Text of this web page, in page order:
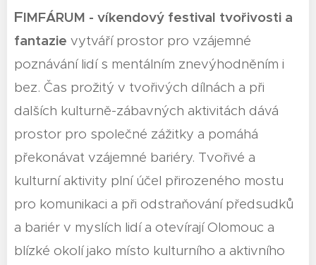
FIMFÁRUM - víkendový festival tvořivosti a
fantazie vytváří prostor pro vzájemné
poznávání lidí s mentálním znevýhodněním i
bez. Čas prožitý v tvořivých dílnách a při
dalších kulturně-zábavných aktivitách dává
prostor pro společné zážitky a pomáhá
překonávat vzájemné bariéry. Tvořivé a
kulturní aktivity plní účel přirozeného mostu
pro komunikaci a při odstraňování předsudků
a bariér v myslích lidí a otevírají Olomouc a
blízké okolí jako místo kulturního a aktivního